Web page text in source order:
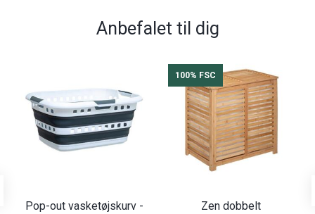
Anbefalet til dig
Pop-out vasketøjskurv -
100% FSC
Zen dobbelt